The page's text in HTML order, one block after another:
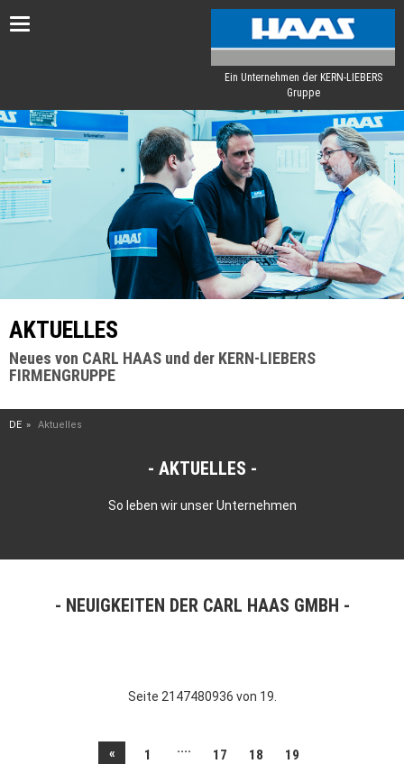
Toggle
Ein Unternehmen der KERN-LIEBERS
Gruppe
AKTUELLES
Neues von CARL HAAS und der KERN-LIEBERS
FIRMENGRUPPE
DE Aktuelles
AKTUELLES
So leben wir unser Unternehmen
NEUIGKEITEN DER CARL HAAS GMBH
Seite 2147480936 von 19.
« 1 .... 17 18 19